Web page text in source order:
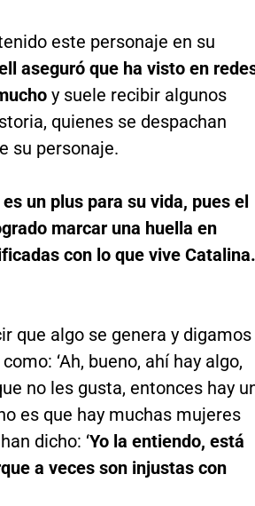
este personaje en su
aseguró que ha visto en
y suele recibir algunos
quienes se despachan
su personaje.
es un plus para su vida, pues el
marcar una huella en
con lo que vive Catalina.
que algo se genera y digamos
‘Ah, bueno, ahí hay algo,
no les gusta, entonces hay
es que hay muchas mujeres
dicho: ‘Yo la entiendo, está
a veces son injustas con